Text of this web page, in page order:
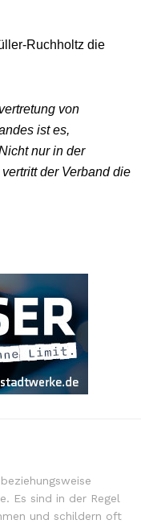
Ruchholtz die
von
ist es,
nur in der
der Verband die
Es sind in der Regel
und schildern oft